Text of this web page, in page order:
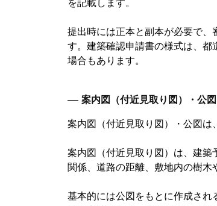
を記載します。
提出時には正本と副本が必要で、
す。建築確認申請書の様式は、都
場合もあります。
― 案内図（付近見取り図）・公図
案内図（付近見取り図）・公図は
案内図（付近見取り図）は、建
関係、道路の距離、敷地内の樹木
基本的には公図をもとに作成さ